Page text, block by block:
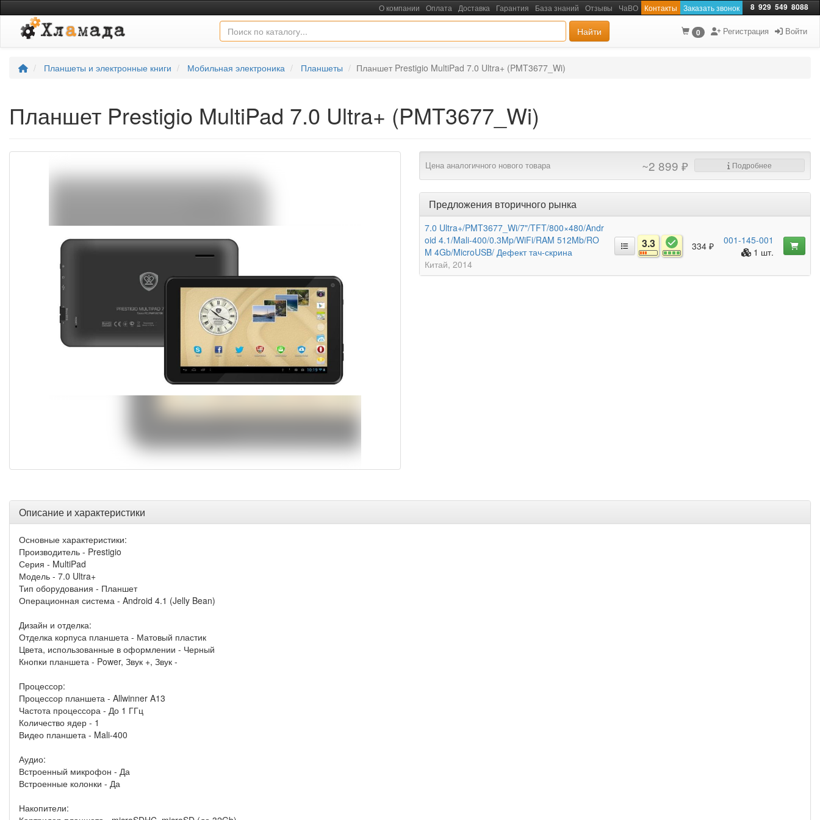
О компании Оплата Доставка Гарантия База знаний Отзывы ЧаВО Контакты Заказать звонок 8 929 549 8088
Найти 0 Регистрация Войти
Планшеты и электронные книги Мобильная электроника Планшеты Планшет Prestigio MultiPad 7.0 Ultra+ (PMT3677_Wi)
Планшет Prestigio MultiPad 7.0 Ultra+ (PMT3677_Wi)
Цена аналогичного нового товара ~2 899 ₽ Подробнее
Предложения вторичного рынка
7.0 Ultra+/PMT3677_Wi/7"/TFT/800×480/Andr
oid 4.1/Mali-400/0.3Mp/WiFi/RAM 512Mb/RO
M 4Gb/MicroUSB/ Дефект тач-скрина
Китай 2014
3.3 334 ₽
001-145-001
1 шт.
Описание и характеристики
Основные характеристики:
Производитель - Prestigio
Серия - MultiPad
Модель - 7.0 Ultra+
Тип оборудования - Планшет
Операционная система - Android 4.1 (Jelly Bean)
Дизайн и отделка:
Отделка корпуса планшета - Матовый пластик
Цвета, использованные в оформлении - Черный
Кнопки планшета - Power, Звук +, Звук -
Процессор:
Процессор планшета - Allwinner A13
Частота процессора - До 1 ГГц
Количество ядер - 1
Видео планшета - Mali-400
Аудио:
Встроенный микрофон - Да
Встроенные колонки - Да
Накопители: